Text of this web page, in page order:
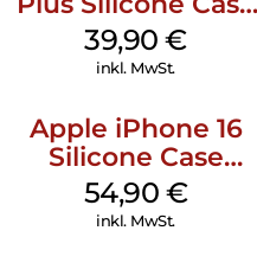
MagSafe Plum
39,90€
inkl. MwSt.
Apple iPhone 16
Silicone Case
MagSafe Lake
Green
54,90 €
inkl. MwSt.